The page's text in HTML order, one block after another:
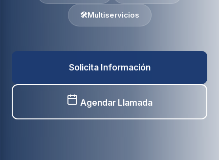
🛠️Multiservicios
Solicita Información
Agendar Llamada